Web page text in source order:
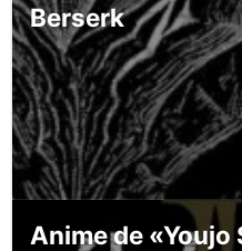
Berserk
Anime de